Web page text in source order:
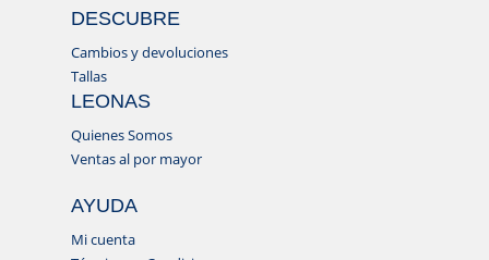
DESCUBRE
Cambios y devoluciones
Tallas
LEONAS
Quienes Somos
Ventas al por mayor
AYUDA
Mi cuenta